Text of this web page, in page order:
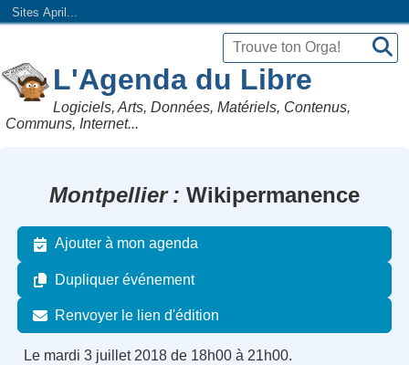
Sites April...
L'Agenda du Libre
Logiciels, Arts, Données, Matériels, Contenus,
Communs, Internet...
Montpellier Wikipermanence
Ajouter à mon agenda
Dupliquer événement
Renvoyer le lien d'édition
Le mardi 3 juillet 2018 de 18h00 à 21h00.